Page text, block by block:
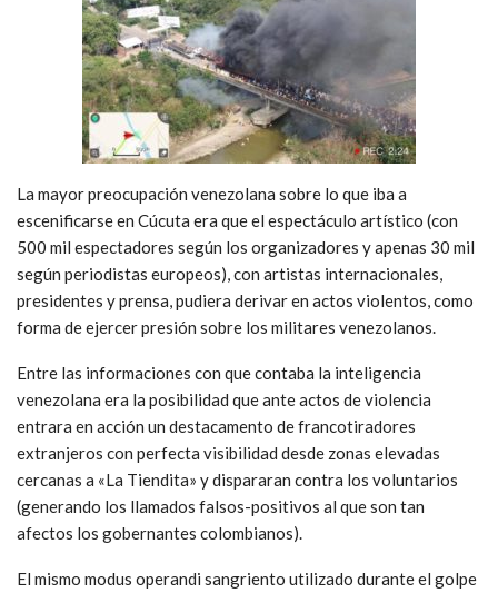
La mayor preocupación venezolana sobre lo que iba a
escenificarse en Cúcuta era que el espectáculo artístico (con
500 mil espectadores según los organizadores y apenas 30 mil
según periodistas europeos), con artistas internacionales,
presidentes y prensa, pudiera derivar en actos violentos, como
forma de ejercer presión sobre los militares venezolanos.
Entre las informaciones con que contaba la inteligencia
venezolana era la posibilidad que ante actos de violencia
entrara en acción un destacamento de francotiradores
extranjeros con perfecta visibilidad desde zonas elevadas
cercanas a «La Tiendita» y dispararan contra los voluntarios
(generando los llamados falsos-positivos al que son tan
afectos los gobernantes colombianos).
El mismo modus operandi sangriento utilizado durante el golpe